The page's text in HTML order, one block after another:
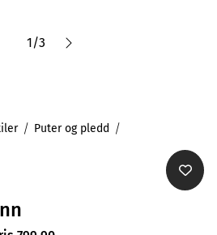
1/3
Puter og pledd